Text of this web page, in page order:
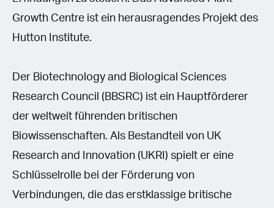
Growth Centre ist ein herausragendes Projekt des
Hutton Institute.
Der Biotechnology and Biological Sciences
Research Council (BBSRC) ist ein Hauptförderer
der weltweit führenden britischen
Biowissenschaften. Als Bestandteil von UK
Research and Innovation (UKRI) spielt er eine
Schlüsselrolle bei der Förderung von
Verbindungen, die das erstklassige britische